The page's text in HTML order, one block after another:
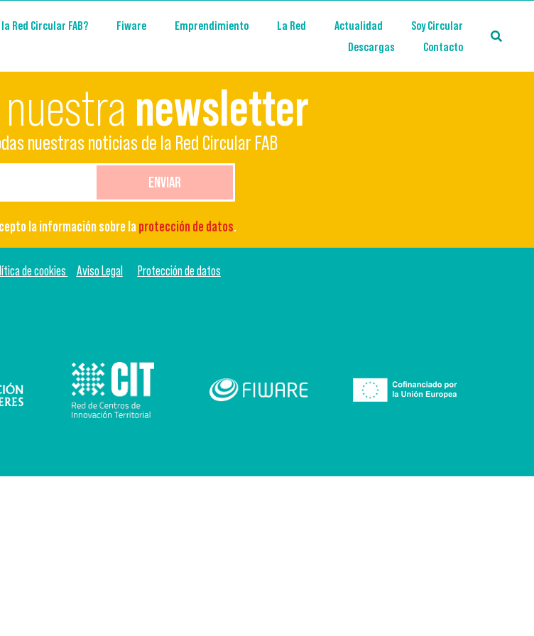
la Red Circular FAB? Fiware Emprendimiento La Red Actualidad
Soy Circular
Descargas
Contacto
newsletter
nuestras noticias de la Red Circular FAB
la información sobre laprotección de datos.
ENVIAR
de cookies Aviso Legal Protección de datos